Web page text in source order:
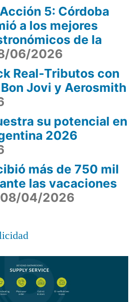
5: Córdoba
a los mejores
de la
06/2026
Real-Tributos con
Jovi y Aerosmith
su potencial en
2026
más de 750 mil
las vacaciones
08/04/2026